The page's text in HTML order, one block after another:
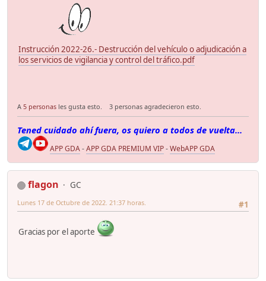
Instrucción 2022-26.- Destrucción del vehículo o adjudicación a
los servicios de vigilancia y control del tráfico.pdf
A 5 personas les gusta esto. 3 personas agradecieron esto.
Tened cuidado ahí fuera, os quiero a todos de vuelta...
APP GDA-APP GDA PREMIUM VIP-WebAPP GDA
flagon
GC
#1
Lunes 17 de Octubre de 2022. 21:37 horas.
Gracias por el aporte